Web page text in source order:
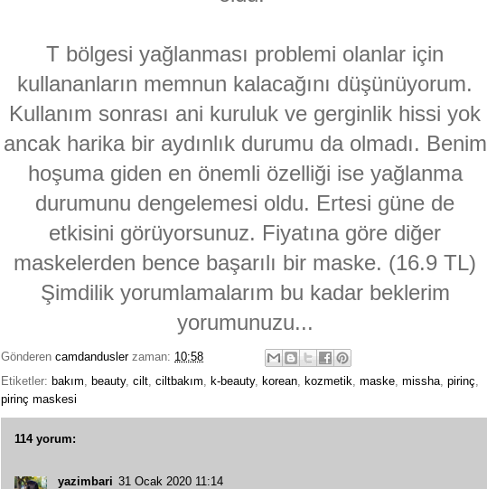
T bölgesi yağlanması problemi olanlar için
kullananların memnun kalacağını düşünüyorum.
Kullanım sonrası ani kuruluk ve gerginlik hissi yok
ancak harika bir aydınlık durumu da olmadı. Benim
hoşuma giden en önemli özelliği ise yağlanma
durumunu dengelemesi oldu. Ertesi güne de
etkisini görüyorsunuz. Fiyatına göre diğer
maskelerden bence başarılı bir maske. (16.9 TL)
Şimdilik yorumlamalarım bu kadar beklerim
yorumunuzu...
Gönderen camdandusler zaman: 10:58
Etiketler: bakım, beauty, cilt, ciltbakım, k-beauty, korean, kozmetik, maske, missha, pirinç,
pirinç maskesi
114 yorum:
yazimbari 31 Ocak 2020 11:14